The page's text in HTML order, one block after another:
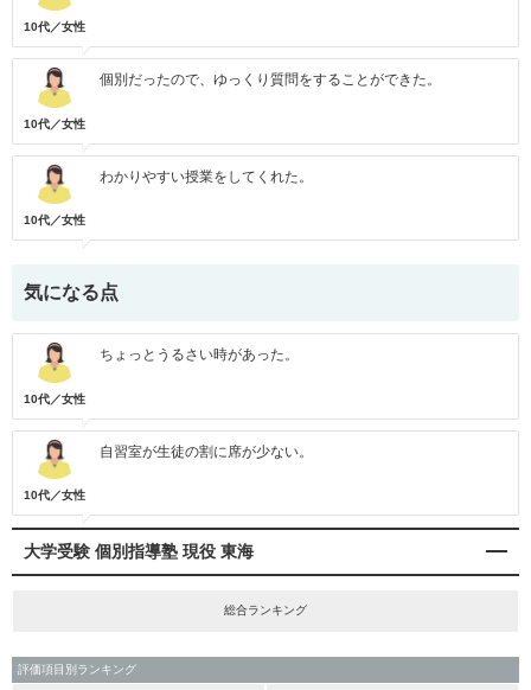
10代／女性
10代／女性
個別だったので、ゆっくり質問をすることができた。
10代／女性
わかりやすい授業をしてくれた。
気になる点
10代／女性
ちょっとうるさい時があった。
10代／女性
自習室が生徒の割に席が少ない。
大学受験 個別指導塾 現役 東海
総合ランキング
評価項目別ランキング